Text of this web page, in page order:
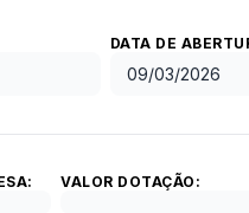
DATA DE
09/03/2026
VALOR DOTAÇÃO: